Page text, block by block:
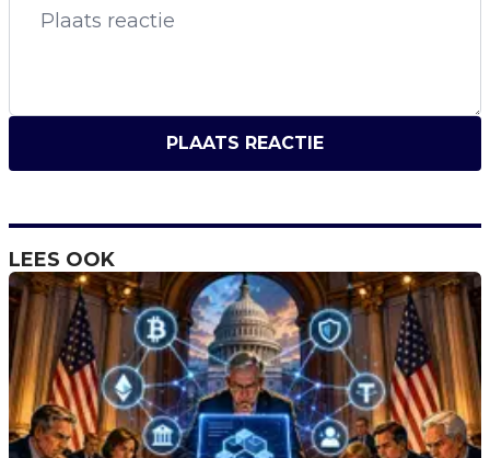
PLAATS REACTIE
LEES OOK